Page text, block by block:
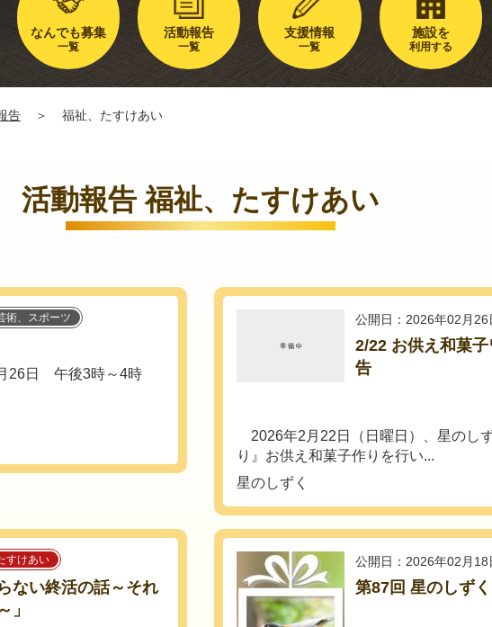
なんでも募集
一覧
活動報告
一覧
支援情報
一覧
施設を
利用する
告 ＞ 福祉、たすけあい
活動報告 福祉、たすけあい
術、スポーツ
26日 午後3時～4時
公開日：2026年02月26
2/22 お供え和菓
告
2026年2月22日（日曜日）、星のし
り』お供え和菓子作りを行い...
星のしずく
すけあい
ない終活の話～それ
」
公開日：2026年02月18
第87回 星のしず